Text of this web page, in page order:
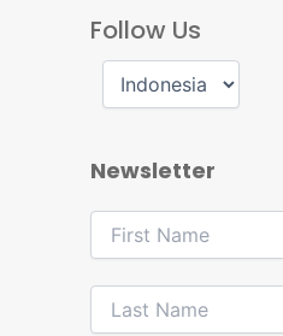
Follow Us
Newsletter